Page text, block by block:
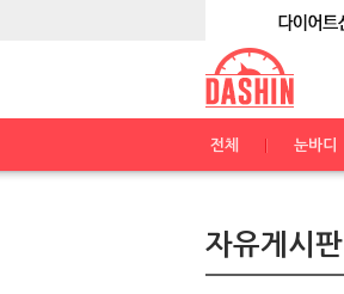
전체 눈바디
자유게시판